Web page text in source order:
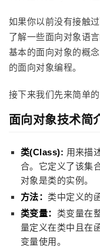
如果你以前没有接触
了解一些面向对象语
基本的面向对象的概
的面向对象编程。
接下来我们先来简单
面向对象技术简
类(Class): 用来描
合。它定义了该集
对象是类的实例。
方法： 类中定义的
类变量： 类变量在
量定义在类中且在
变量使用。